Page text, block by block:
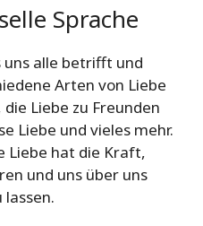
Sprache
uns alle betrifft und
Arten von Liebe
Liebe zu Freunden
Liebe und vieles mehr.
Liebe hat die Kraft,
und uns über uns
lassen.